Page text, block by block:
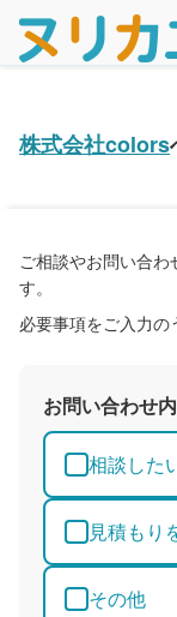
株式会社colors
ご相談やお問い合わ
す。
必要事項をご入力の
お問い合わせ
相談した
見積もり
その他